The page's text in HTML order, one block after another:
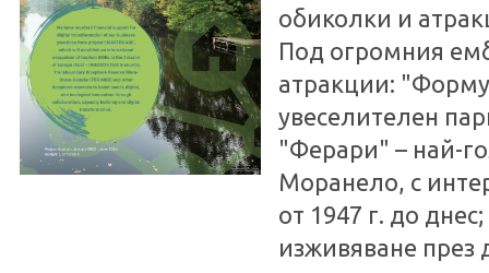
обиколки и
Под огромния
атракции:
увеселителен
"Ферари" – най-
Моранело, с
от 1947 г. до
изживяване